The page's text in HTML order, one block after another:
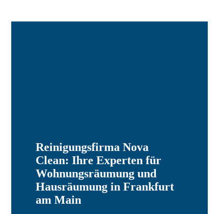
Reinigungsfirma Nova
Clean: Ihre Experten für
Wohnungsräumung und
Hausräumung in Frankfurt
am Main